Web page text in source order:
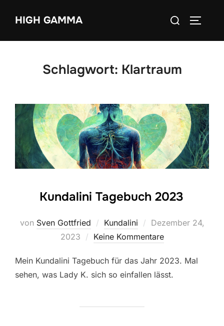
InhaltHIGH GAMMA
Suchen
Schlagwort: Klartraum
Kundalini Tagebuch 2023
von Sven Gottfried Kundalini
Veröffentlicht
am
Dezember 24,
2023
Keine Kommentare
Mein Kundalini Tagebuch für das Jahr 2023. Mal
sehen, was Lady K. sich so einfallen lässt.